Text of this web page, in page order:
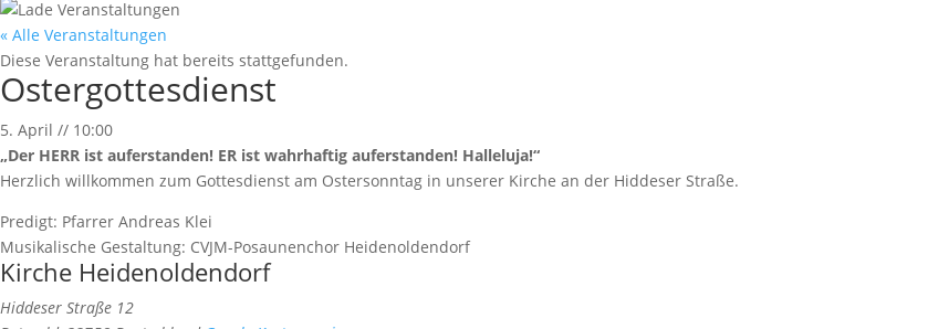
« Alle Veranstaltungen
Diese Veranstaltung hat bereits stattgefunden.
Ostergottesdienst
5. April // 10:00
„Der HERR ist auferstanden! ER ist wahrhaftig auferstanden! Halleluja!“
Herzlich willkommen zum Gottesdienst am Ostersonntag in unserer Kirche an der Hiddeser Straße.
Predigt: Pfarrer Andreas Klei
Musikalische Gestaltung: CVJM-Posaunenchor Heidenoldendorf
Kirche Heidenoldendorf
Hiddeser Straße 12